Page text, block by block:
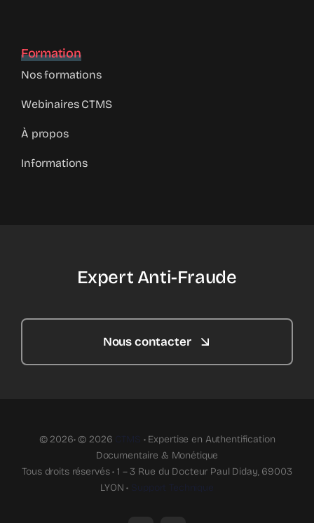
Formation
Nos formations
Webinaires CTMS
À propos
Informations
Expert Anti-Fraude
Nous contacter
© 2026• © 2026 CTMS • Expertise en Authentification
Documentaire & Monétique
Tous droits réservés • 1 – 3 Rue du Docteur Paul Diday, 69003
LYON • Support Technique